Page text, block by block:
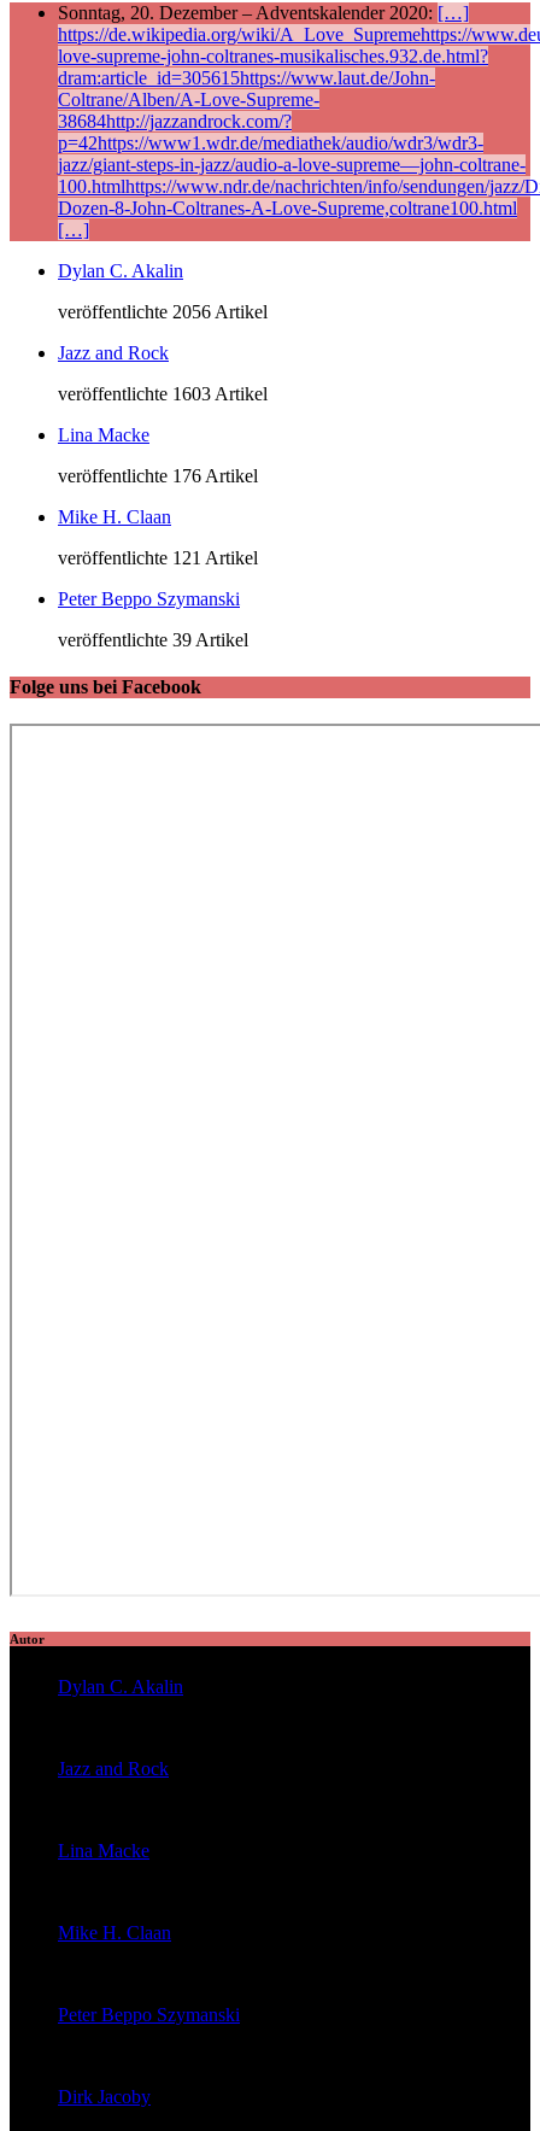
Sonntag, 20. Dezember – Adventskalender 2020: […]
https://de.wikipedia.org/wiki/A_Love_Supremehttps://
love-supreme-john-coltranes-musikalisches.932.de.html?
dram:article_id=305615https://www.laut.de/John-
Coltrane/Alben/A-Love-Supreme-
38684http://jazzandrock.com/?
p=42https://www1.wdr.de/mediathek/audio/wdr3/wdr3-
jazz/giant-steps-in-jazz/audio-a-love-supreme—john-coltrane-
100.htmlhttps://www.ndr.de/nachrichten/info/sendungen/jazz/
Dozen-8-John-Coltranes-A-Love-Supreme,coltrane100.html
[…]
Dylan C. Akalin
veröffentlichte 2056 Artikel
Jazz and Rock
veröffentlichte 1603 Artikel
Lina Macke
veröffentlichte 176 Artikel
Mike H. Claan
veröffentlichte 121 Artikel
Peter Beppo Szymanski
veröffentlichte 39 Artikel
Folge uns bei Facebook
Autor
Dylan C. Akalin
Jazz and Rock
Lina Macke
Mike H. Claan
Peter Beppo Szymanski
Dirk Jacoby